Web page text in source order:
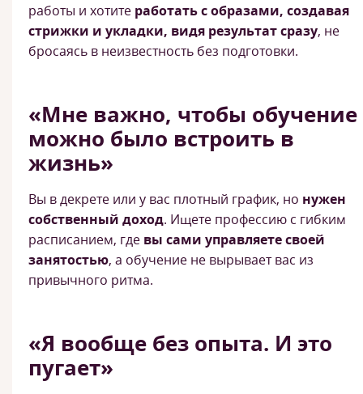
работы и хотите работать с образами, создавая
стрижки и укладки, видя результат сразу, не
бросаясь в неизвестность без подготовки.
«Мне важно, чтобы обучение
можно было встроить в
жизнь»
Вы в декрете или у вас плотный график, но нужен
собственный доход. Ищете профессию с гибким
расписанием, где вы сами управляете своей
занятостью, а обучение не вырывает вас из
привычного ритма.
«Я вообще без опыта. И это
пугает»